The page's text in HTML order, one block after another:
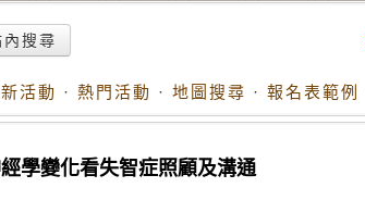
內搜尋
活動 · 熱門活動 · 地圖搜尋 · 報名表範例
學變化看失智症照顧及溝通